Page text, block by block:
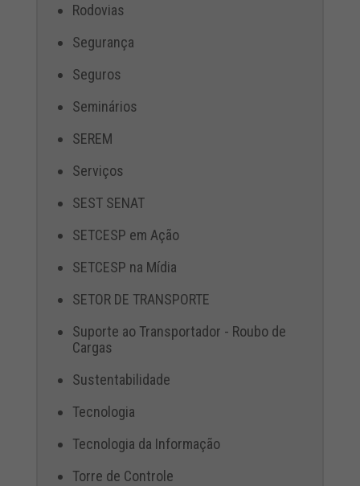
Rodovias
Segurança
Seguros
Seminários
SEREM
Serviços
SEST SENAT
SETCESP em Ação
SETCESP na Mídia
SETOR DE TRANSPORTE
Suporte ao Transportador - Roubo de
Cargas
Sustentabilidade
Tecnologia
Tecnologia da Informação
Torre de Controle